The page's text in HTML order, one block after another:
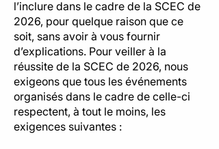
l’inclure dans le cadre de la SCEC de
2026, pour quelque raison que ce
soit, sans avoir à vous fournir
d’explications. Pour veiller à la
réussite de la SCEC de 2026, nous
exigeons que tous les événements
organisés dans le cadre de celle-ci
respectent, à tout le moins, les
exigences suivantes :